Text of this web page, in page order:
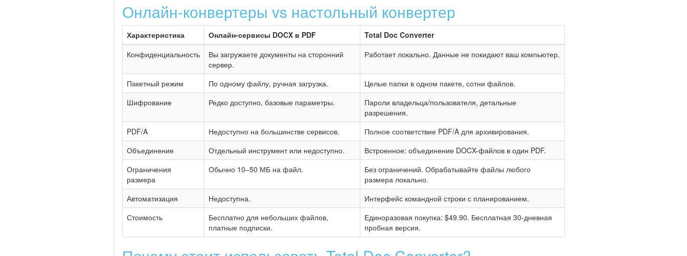
Онлайн-конвертеры vs настольный конвертер
Характеристика Онлайн-сервисы DOCX в PDF
Total Doc Converter
Конфиденциальность
Вы загружаете документы на сторонний
сервер.
Работает локально. Данные не покидают ваш компьютер.
Пакетный режим По одному файлу, ручная загрузка.
Целые папки в одном пакете, сотни файлов.
Шифрование
Редко доступно, базовые параметры.
Пароли владельца/пользователя, детальные
разрешения.
PDF/A
Недоступно на большинстве сервисов.
Полное соответствие PDF/A для архивирования.
Объединение
Отдельный инструмент или недоступно.
Встроенное: объединение DOCX-файлов в один PDF.
Ограничения
размера
Обычно 10–50 МБ на файл.
Без ограничений. Обрабатывайте файлы любого
размера локально.
Автоматизация
Недоступна.
Интерфейс командной строки с планированием.
Стоимость
Бесплатно для небольших файлов,
платные подписки.
Единоразовая покупка: $49.90. Бесплатная 30-дневная
пробная версия.